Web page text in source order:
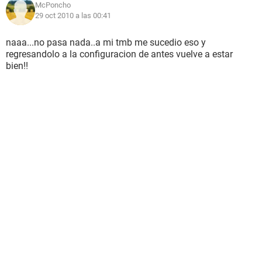
McPoncho
29 oct 2010 a las 00:41
naaa...no pasa nada..a mi tmb me sucedio eso y
regresandolo a la configuracion de antes vuelve a estar
bien!!